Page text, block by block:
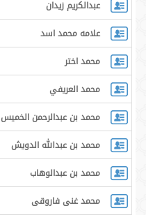
عبدالکریم زیدان
علامه محمد اسد
محمد اختر
محمد العريفي
محمد بن عبدالرحمن الخمیس
محمد بن عبدالله الدويش
محمد بن عبدالوهاب
محمد غنی فاروقی